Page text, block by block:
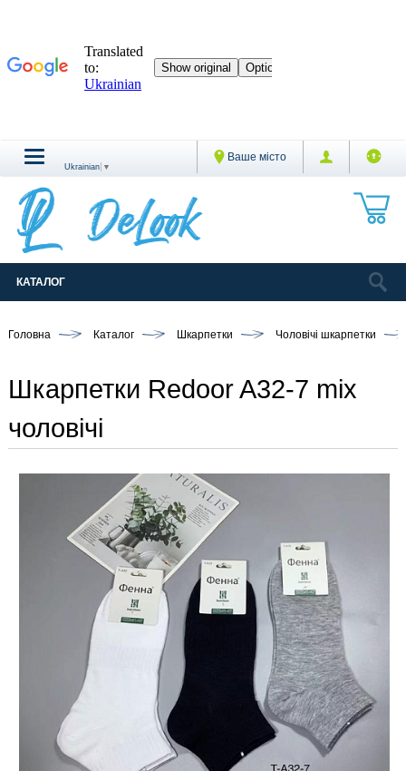
Ваше місто
Ukrainian ▼
КАТАЛОГ
Головна Каталог Шкарпетки Чоловічі шкарпетки
Шкарпетки Redoor A32-7 mix
чоловічі